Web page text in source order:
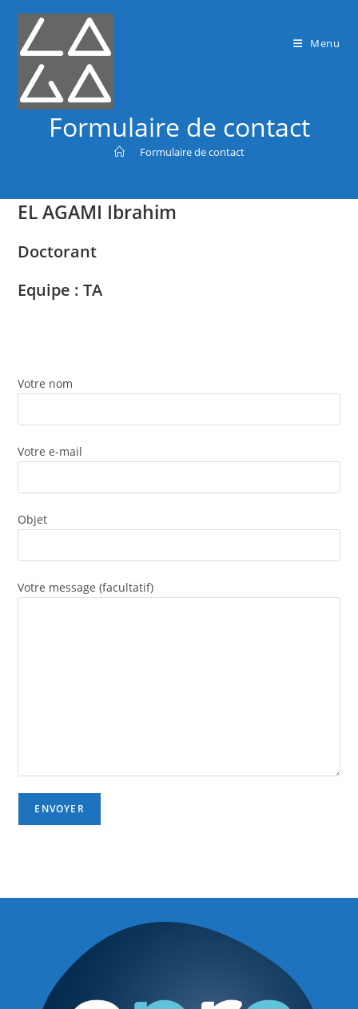
Menu
Formulaire de contact
Formulaire de contact
EL AGAMI Ibrahim
Doctorant
Equipe : TA
Votre nom
Votre e-mail
Objet
Votre message (facultatif)